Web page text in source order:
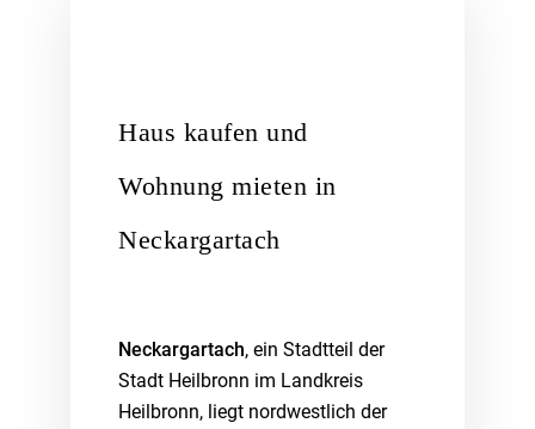
Haus kaufen und
Wohnung mieten in
Neckargartach
Neckargartach, ein Stadtteil der
Stadt Heilbronn im Landkreis
Heilbronn, liegt nordwestlich der